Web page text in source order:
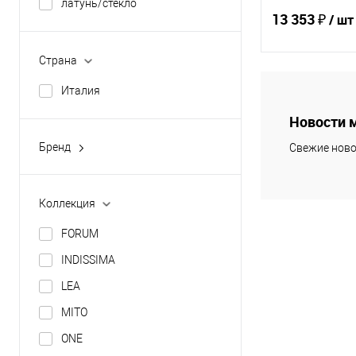
Показать ещё 3
латунь/стекло
Страна
Италия
Бренд
Коллекция
FORUM
INDISSIMA
LEA
MITO
ONE
13 353 ₽/ шт
Купить в 1
В избранное
Новости
Свежие